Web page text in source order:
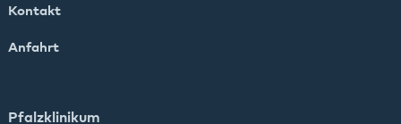
Kontakt
Anfahrt
Pfalzklinikum